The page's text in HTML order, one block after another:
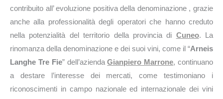
contribuito all’ evoluzione positiva della denominazione , grazie
anche alla professionalità degli operatori che hanno creduto
nella potenzialità del territorio della provincia di Cuneo. La
rinomanza della denominazione e dei suoi vini, come il “Arneis
Langhe Tre Fie” dell’aziendaGianpiero Marrone, continuano
a destare l’interesse dei mercati, come testimoniano i
riconoscimenti in campo nazionale ed internazionale dei vini